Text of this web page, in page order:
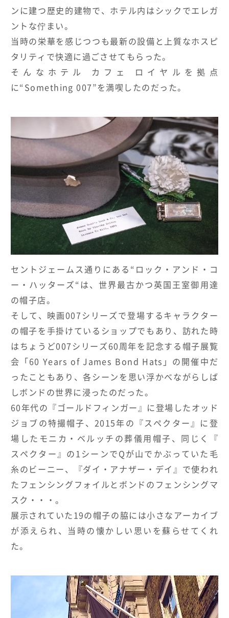
ンに建つ歴史的建物で、ホテル内はシックでエレガ
ントな佇まい。
当時の栄華を感じつつも最新の設備と上質なホスピ
タリティで快適に過ごさせてもらった。
そんなホテル カフェ ロイヤルを拠点
に“Something 007”を満喫したのだった。
セントジェームス通りにある “ ロック・アンド・コ
ー・ハッターズ “ は、世界最古かつ英国王室御用達
の帽子店。
そして、映画007 シリーズで登場するキャラクター
の帽子を手掛けているショップでもあり、訪れた時
はちょうど007 シリーズ 60 周年を記念する帽子展覧
会「 60 Years of James Bond Hats 」の開催中だ
ったこともあり、各シーンを思い浮かべながらしば
しボンドの世界に浸ったのだった。
60年代の『ゴールドフィンガー』に登場したオッド
ジョブの特撮帽子、 2015年の『スペクター』に登
場したモニカ・ベルッチの葬儀用帽子、同じく『
スペクター』の 1 シーンで Q が山でかぶっていた毛
糸のビーニー、『ダイ・アナザー・デイ』で使われ
たフェンシングフォイルとボンドのフェンシングマ
スク・・・。
展示されていた 19の帽子の脇には小さなアーカイブ
が添えられ、当時の懐かしい思いを蘇らせてくれ
た。